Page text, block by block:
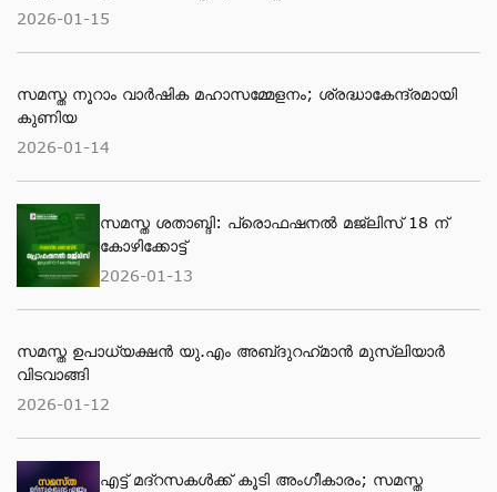
2026-01-15
സമസ്ത നൂറാം വാർഷിക മഹാസമ്മേളനം; ശ്രദ്ധാകേന്ദ്രമായി
കുണിയ
2026-01-14
സമസ്ത ശതാബ്ദി: പ്രൊഫഷനൽ മജ്‌ലിസ് 18 ന്
കോഴിക്കോട്ട്
2026-01-13
സമസ്ത ഉപാധ്യക്ഷൻ യു.എം അബ്‌ദുറഹ്‌മാൻ മുസ്‌ലിയാർ
വിടവാങ്ങി
2026-01-12
എട്ട് മദ്റസകള്‍ക്ക് കൂടി അംഗീകാരം; സമസ്ത